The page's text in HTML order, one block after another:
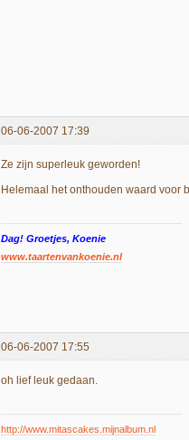
06-06-2007 17:39
Ze zijn superleuk geworden!
Helemaal het onthouden waard voor
Dag! Groetjes, Koenie
www.taartenvankoenie.nl
06-06-2007 17:55
oh lief leuk gedaan.
http://www.mitascakes.mijnalbum.nl